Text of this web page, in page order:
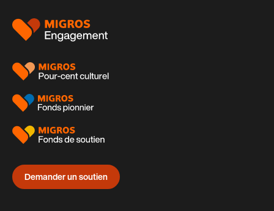
Pied
page
Demander un soutien